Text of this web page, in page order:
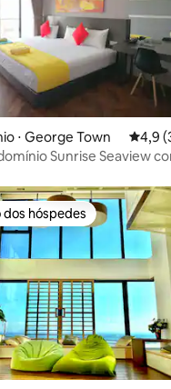
de 5, 119 avaliações
⋅ George Town 4,9 de
4,9
Sunrise Seaview
de 5, 226 avaliações
dos hóspedes
dos hóspedes